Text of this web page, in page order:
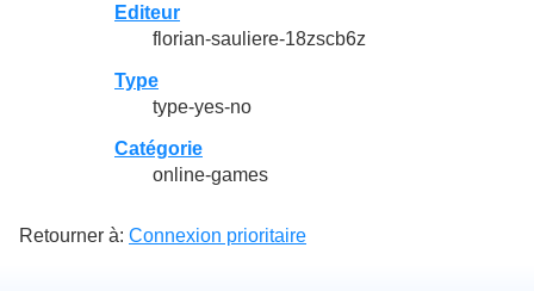
Editeur
florian-sauliere-18zscb6z
Type
type-yes-no
Catégorie
online-games
Retourner à: Connexion prioritaire